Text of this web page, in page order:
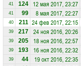
41 124 12 мая 2017, 23:27
41 99 8 мая 2017, 22:27
40 211 24 фев 2017, 22:15
39 217 24 ноя 2016, 20:26
39 205 18 ноя 2016, 22:57
39 193 16 ноя 2016, 22:32
39 44 19 окт 2016, 22:35